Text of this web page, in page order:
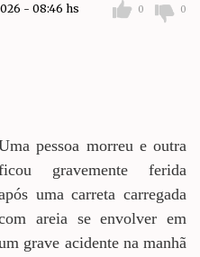
- 08:46 hs 0 0
pessoa morreu e outra
gravemente ferida
uma carreta carregada
areia se envolver em
grave acidente na manhã